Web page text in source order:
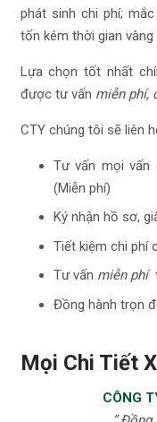
phát sinh chi phí;
tốn kém thời gian vàng
Lựa chọn tốt nhất
được tư vấn miễn phí,
CTY chúng tôi sẽ liên
Tư vấn mọi vấn
(Miễn phí)
Ký nhận hồ sơ,
Tiết kiệm chi phí
Tư vấn miễn phí
Đồng hành trọn
Mọi Chi Tiết
CÔNG